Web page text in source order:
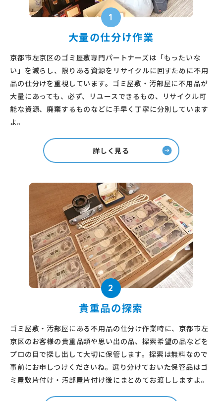
1
大量の仕分け作業
京都市左京区のゴミ屋敷専門パートナーズは「もったいな
い」を減らし、限りある資源をリサイクルに回すために不用
品の仕分けを重視しています。ゴミ屋敷・汚部屋に不用品が
大量にあっても、必ず、リユースできるもの、リサイクル可
能な資源、廃棄するものなどに手早く丁寧に分別しています
よ。
詳しく見る
2
貴重品の探索
ゴミ屋敷・汚部屋にある不用品の仕分け作業時に、京都市左
京区のお客様の貴重品類や思い出の品、探索希望の品などを
プロの目で探し出して大切に保管します。探索は無料なので
事前にお申しつけくださいね。選り分けておいた保管品はゴ
ミ屋敷片付け・汚部屋片付け後にまとめてお渡ししますよ。